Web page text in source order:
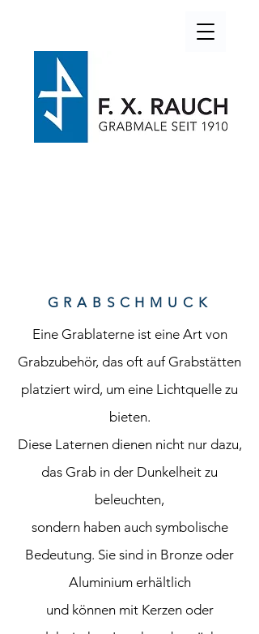
GRABSCHMUCK
Eine Grablaterne ist eine Art von
Grabzubehör, das oft auf Grabstätten
platziert wird, um eine Lichtquelle zu
bieten.
Diese Laternen dienen nicht nur dazu,
das Grab in der Dunkelheit zu
beleuchten,
sondern haben auch symbolische
Bedeutung. Sie sind in Bronze oder
Aluminium erhältlich
und können mit Kerzen oder